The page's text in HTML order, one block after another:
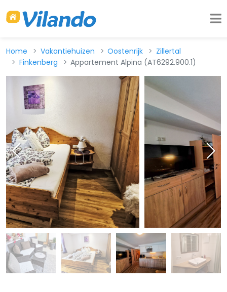
Home Vakantiehuizen Oostenrijk
Zillertal
Finkenberg
Appartement Alpina (AT6292.900.1)